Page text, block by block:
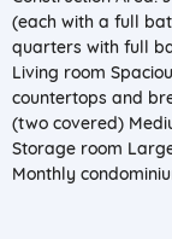
(each with a full
quarters with full
Living room
countertops and
(two covered)
Storage room
Monthly